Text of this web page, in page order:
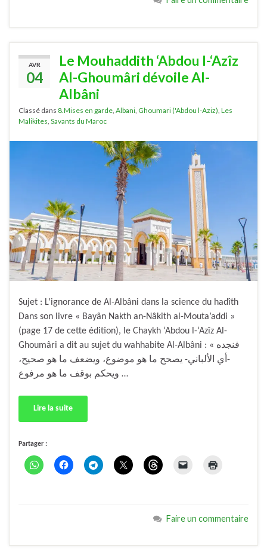
AVR
04
Le Mouhaddith ‘Abdou l-‘Azîz
Al-Ghoumâri dévoile Al-
Albâni
Classé dans 8.Mises en garde Albani Ghoumari ('Abdou l-Aziz) Les
Malikites Savants du Maroc
Sujet : L’ignorance de Al-Albâni dans la science du hadîth
Dans son livre « Bayân Nakth an-Nâkith al-Mouta’addi »
(page 17 de cette édition), le Chaykh ‘Abdou l-‘Azîz Al-
Ghoumâri a dit au sujet du wahhabite Al-Albâni : « فنجده
-أي الألباني- يصحح ما هو موضوع، ويضعف ما هو صحيح،
ويحكم بوقف ما هو مرفوع …
Lire la suite
Partager :
Faire un commentaire